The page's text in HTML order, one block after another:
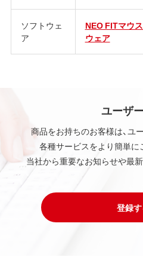
ソフトウェ
ア
NEO FITマウ
ウェア
ユーザ
商品をお持ちのお客様は、ユ
各種サービスをより簡単に
当社から重要なお知らせや最
登録